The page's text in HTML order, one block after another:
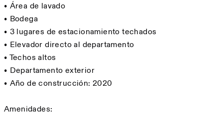
•⁠ ⁠Área de lavado
•⁠ ⁠Bodega
•⁠ ⁠3 lugares de estacionamiento techados
•⁠ ⁠Elevador directo al departamento
•⁠ ⁠Techos altos
•⁠ ⁠Departamento exterior
•⁠ ⁠Año de construcción: 2020
Amenidades: